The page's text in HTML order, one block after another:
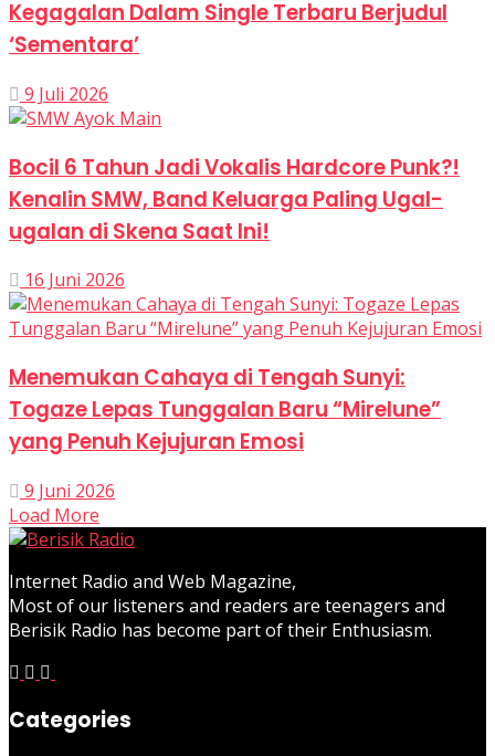
Kegagalan Dalam Single Terbaru Berjudul
‘Sementara’
9 Juli 2026
Bocil 6 Tahun Jadi Vokalis Hardcore Punk?!
Kenalin SMW, Band Keluarga Paling Ugal-
ugalan di Skena Saat Ini!
16 Juni 2026
Menemukan Cahaya di Tengah Sunyi:
Togaze Lepas Tunggalan Baru “Mirelune”
yang Penuh Kejujuran Emosi
9 Juni 2026
Load More
Internet Radio and Web Magazine,
Most of our listeners and readers are teenagers and
Berisik Radio has become part of their Enthusiasm.
Categories